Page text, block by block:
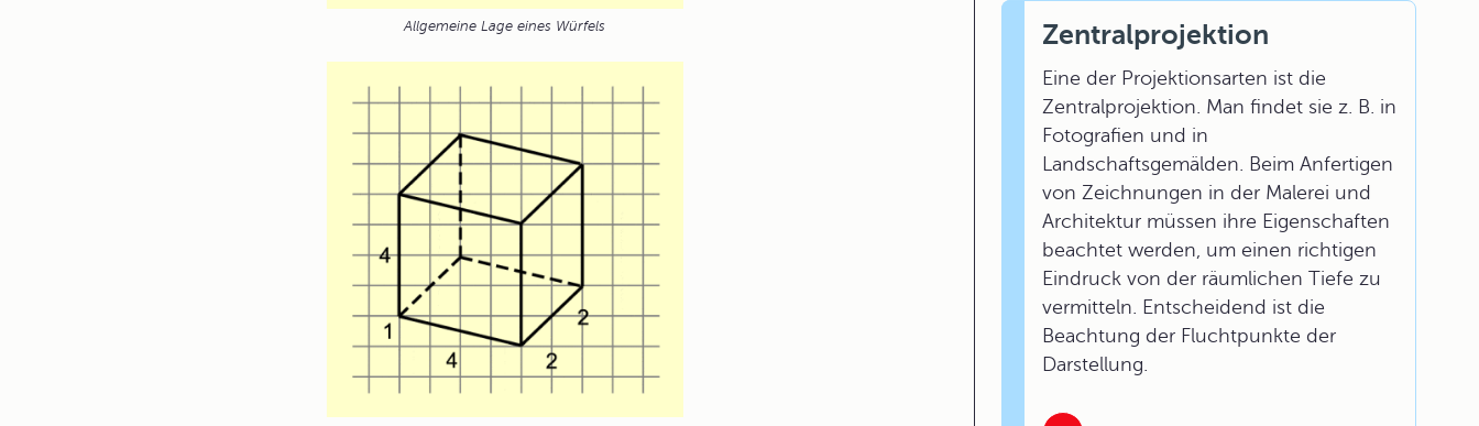
Allgemeine Lage eines Würfels Zentralprojektion
Eine der Projektionsarten ist die
Zentralprojektion. Man findet sie z. B. in
Fotografien und in
Landschaftsgemälden. Beim Anfertigen
von Zeichnungen in der Malerei und
Architektur müssen ihre Eigenschaften
beachtet werden, um einen richtigen
Eindruck von der räumlichen Tiefe zu
vermitteln. Entscheidend ist die
Beachtung der Fluchtpunkte der
Darstellung.